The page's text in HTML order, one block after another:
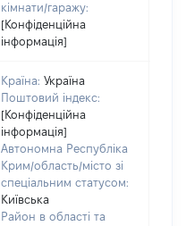
кімнати/гаражу:
[Конфіденційна
інформація]
Країна: Україна
Поштовий індекс:
[Конфіденційна
інформація]
Автономна Республіка
Крим/область/місто зі
спеціальним статусом:
Київська
Район в області та